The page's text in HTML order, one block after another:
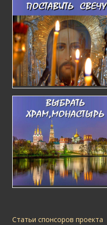
Статьи спонсоров проекта